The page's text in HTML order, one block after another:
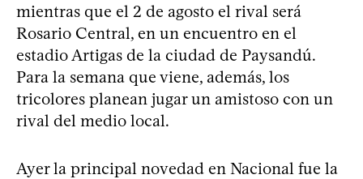
mientras que el 2 de agosto el rival será
Rosario Central, en un encuentro en el
estadio Artigas de la ciudad de Paysandú.
Para la semana que viene, además, los
tricolores planean jugar un amistoso con un
rival del medio local.
Ayer la principal novedad en Nacional fue la